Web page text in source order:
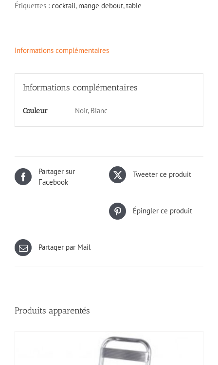
Étiquettes : cocktail, mange debout,table
Informations complémentaires
Informations complémentaires
Couleur Noir, Blanc
Partager sur
Facebook
Tweeter ce produit
Épingler ce produit
Partager par Mail
Produits apparentés